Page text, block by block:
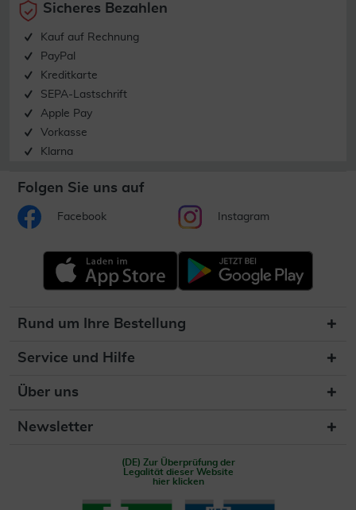
Sicheres Bezahlen
Kauf auf Rechnung
PayPal
Kreditkarte
SEPA-Lastschrift
Apple Pay
Vorkasse
Klarna
Folgen Sie uns auf
Facebook Instagram
Rund um Ihre Bestellung
Service und Hilfe
Über uns
Newsletter
(DE) Zur Überprüfung der
Legalität dieser Website
hier klicken